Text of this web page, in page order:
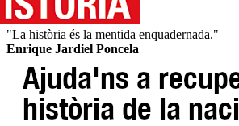
"La història és la mentida enquadernada."
Enrique Jardiel Poncela